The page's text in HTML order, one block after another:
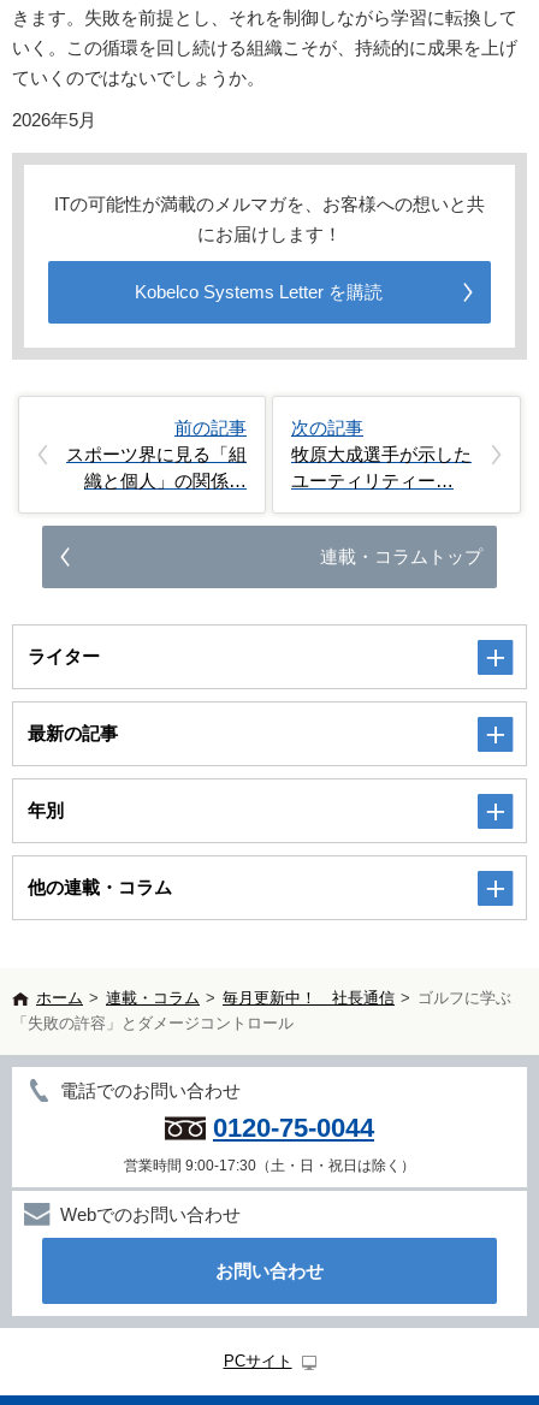
きます。失敗を前提とし、それを制御しながら学習に転換して
いく。この循環を回し続ける組織こそが、持続的に成果を上げ
ていくのではないでしょうか。
2026年5月
ITの可能性が満載のメルマガを、お客様への想いと共
にお届けします！
Kobelco Systems Letter を購読
前の記事
スポーツ界に見る「組
織と個人」の関係…
次の記事
牧原大成選手が示した
ユーティリティー…
連載・コラムトップ
ライター
最新の記事
年別
他の連載・コラム
ホーム > 連載・コラム > 毎月更新中！ 社長通信 > ゴルフに学ぶ
「失敗の許容」とダメージコントロール
電話でのお問い合わせ
0120-75-0044
営業時間 9:00-17:30（土・日・祝日は除く）
Webでのお問い合わせ
お問い合わせ
PCサイト